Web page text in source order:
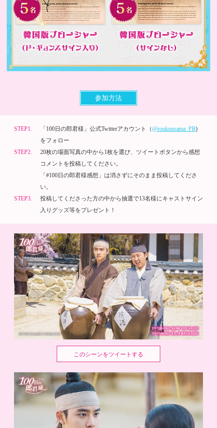
参加方法
STEP1. 「100日の郎君様」公式Twitterアカウント（@roukunsama_PR)
をフォロー
STEP2.
20枚の場面写真の中から1枚を選び、ツイートボタンから感想
コメントを投稿してください。
「#100日の郎君様感想」は消さずにそのまま投稿してくださ
い。
STEP3.
投稿してくださった方の中から抽選で13名様にキャストサイン
入りグッズ等をプレゼント！
このシーンをツイートする